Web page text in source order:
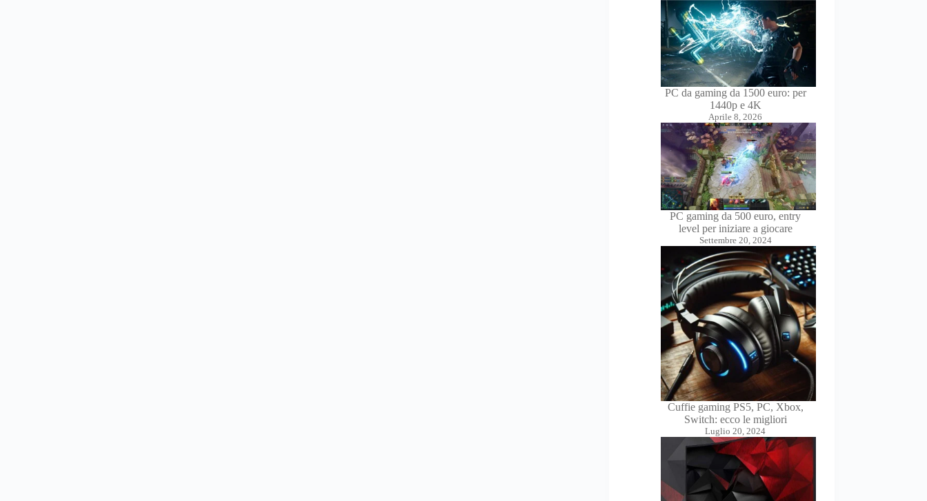
PC da gaming da 1500 euro: per
1440p e 4K
Aprile 8, 2026
PC gaming da 500 euro, entry
level per iniziare a giocare
Settembre 20, 2024
Cuffie gaming PS5, PC, Xbox,
Switch: ecco le migliori
Luglio 20, 2024